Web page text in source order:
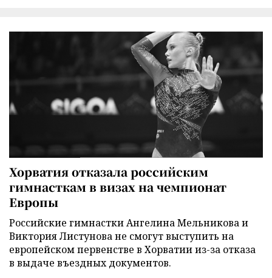
Хорватия отказала российским
гимнасткам в визах на чемпионат
Европы
Российские гимнастки Ангелина Мельникова и
Виктория Листунова не смогут выступить на
европейском первенстве в Хорватии из-за отказа
в выдаче въездных документов.